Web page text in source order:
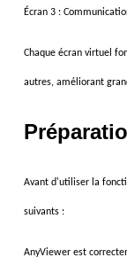
Écran 3 :
Chaque écran virtuel
autres, améliorant
Avant d'utiliser la
suivants :
AnyViewer est